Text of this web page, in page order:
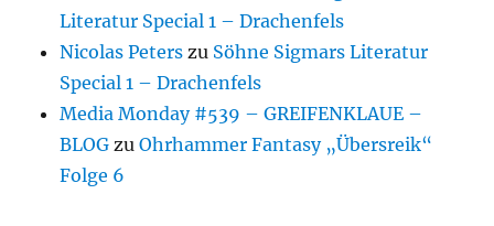
Literatur Special 1 – Drachenfels
Nicolas Peters zu Söhne Sigmars Literatur
Special 1 – Drachenfels
Media Monday #539 – GREIFENKLAUE –
BLOG zuOhrhammer Fantasy „Übersreik“
Folge 6